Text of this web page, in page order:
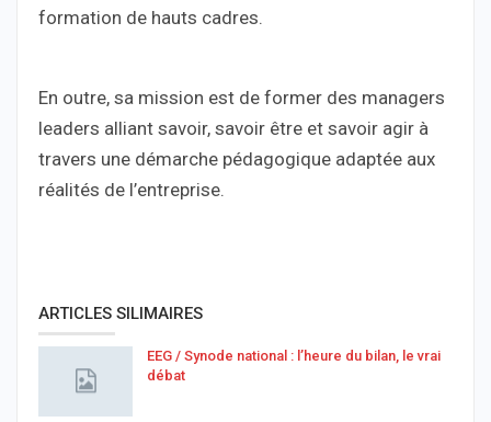
formation de hauts cadres.
En outre, sa mission est de former des managers
leaders alliant savoir, savoir être et savoir agir à
travers une démarche pédagogique adaptée aux
réalités de l’entreprise.
ARTICLES SILIMAIRES
EEG / Synode national : l’heure du bilan, le vrai
débat